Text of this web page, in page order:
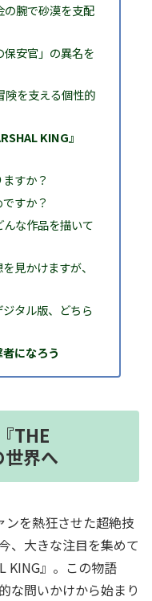
腕で砂漠を支配
保安官」の異名を
険を支える個性的
KING』
すか？
すか？
な作品を描いて
見かけますが、
タル版、どちら
になろう
THE
界へ
ンを熱狂させた超絶技
、大きな注目を集めて
KING』。この物語
な問いかけから始まり